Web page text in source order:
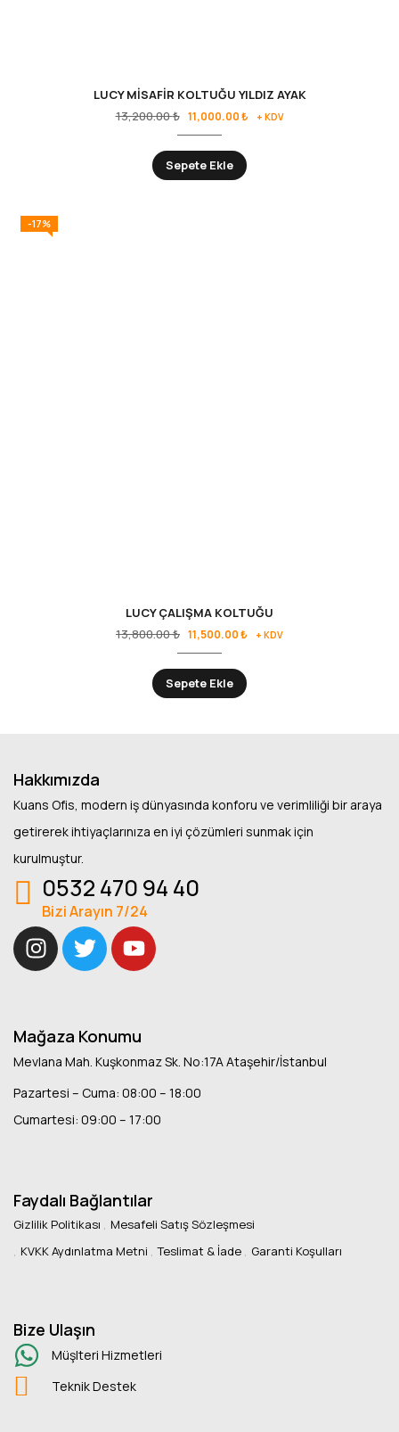
LUCY MİSAFİR KOLTUĞU YILDIZ AYAK
13,200.00₺ 11,000.00₺ + KDV
Sepete Ekle
-17%
LUCY ÇALIŞMA KOLTUĞU
13,800.00₺ 11,500.00₺ + KDV
Sepete Ekle
Hakkımızda
Kuans Ofis, modern iş dünyasında konforu ve verimliliği bir araya
getirerek ihtiyaçlarınıza en iyi çözümleri sunmak için
kurulmuştur.
0532 470 94 40
Bizi Arayın 7/24
Mağaza Konumu
Mevlana Mah. Kuşkonmaz Sk. No:17A Ataşehir/İstanbul
Pazartesi – Cuma: 08:00 – 18:00
Cumartesi: 09:00 – 17:00
Faydalı Bağlantılar
Gizlilik Politikası
Mesafeli Satış Sözleşmesi
KVKK Aydınlatma Metni
Teslimat & İade Garanti Koşulları
Bize Ulaşın
Müşlteri Hizmetleri
Teknik Destek